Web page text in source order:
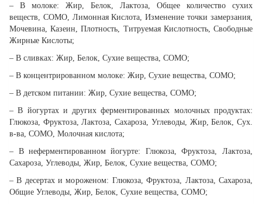
– В молоке: Жир, Белок, Лактоза, Общее количество сухих
веществ, СОМО, Лимонная Кислота, Изменение точки замерзания,
Мочевина, Казеин, Плотность, Титруемая Кислотность, Свободные
Жирные Кислоты;
– В сливках: Жир, Белок, Сухие вещества, СОМО;
– В концентрированном молоке: Жир, Сухие вещества, СОМО;
– В детском питании: Жир, Сухие вещества, СОМО;
– В йогуртах и других ферментированных молочных продуктах:
Глюкоза, Фруктоза, Лактоза, Сахароза, Углеводы, Жир, Белок, Сух.
в-ва, СОМО, Молочная кислота;
– В неферментированном йогурте: Глюкоза, Фруктоза, Лактоза,
Сахароза, Углеводы, Жир, Белок, Сухие вещества, СОМО;
– В десертах и мороженом: Глюкоза, Фруктоза, Лактоза, Сахароза,
Общие Углеводы, Жир, Белок, Сухие вещества, СОМО;